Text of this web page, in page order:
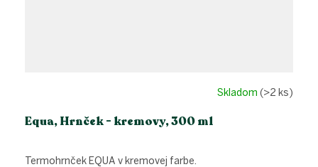
Equa, Hrnček - kremovy, 300 ml
Skladom (>2 ks)
Termohrnček EQUA v kremovej farbe.